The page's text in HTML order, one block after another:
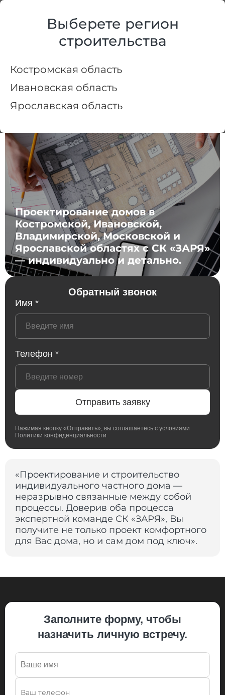
Костромская область
Выберете регион
строительства
Костромская область
Ивановская область
Ярославская область
Проектирование домов в
Костромской, Ивановской,
Владимирской, Московской и
Ярославской областях с СК «ЗАРЯ»
— индивидуально и детально.
Обратный звонок
Имя *
Телефон *
Отправить заявку
Нажимая кнопку «Отправить», вы соглашаетесь с условиями
Политики конфиденциальности
«Проектирование и строительство
индивидуального частного дома —
неразрывно связанные между собой
процессы. Доверив оба процесса
экспертной команде СК «ЗАРЯ», Вы
получите не только проект комфортного
для Вас дома, но и сам дом под ключ».
Заполните форму, чтобы
назначить личную встречу.